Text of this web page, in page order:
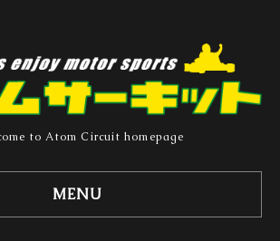
to Atom Circuit homepage
MENU